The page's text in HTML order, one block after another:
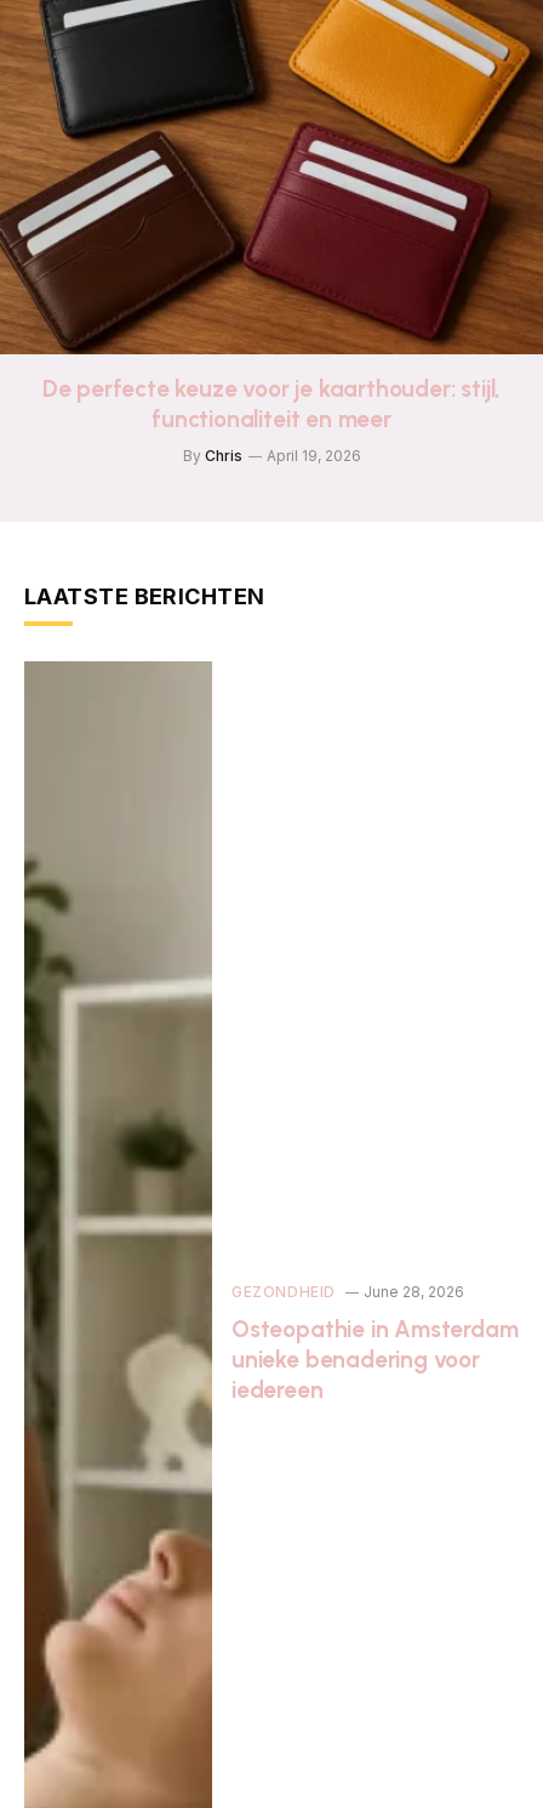
De perfecte keuze voor je kaarthouder: stijl,
functionaliteit en meer
By Chris April 19, 2026
LAATSTE BERICHTEN
GEZONDHEID June 28, 2026
Osteopathie in Amsterdam
unieke benadering voor
iedereen